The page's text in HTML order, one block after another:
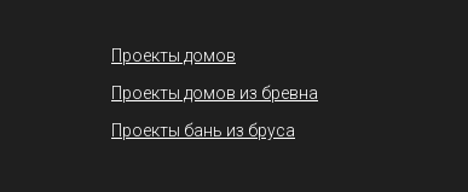
Проекты домов
Проекты домов из бревна
Проекты бань из бруса